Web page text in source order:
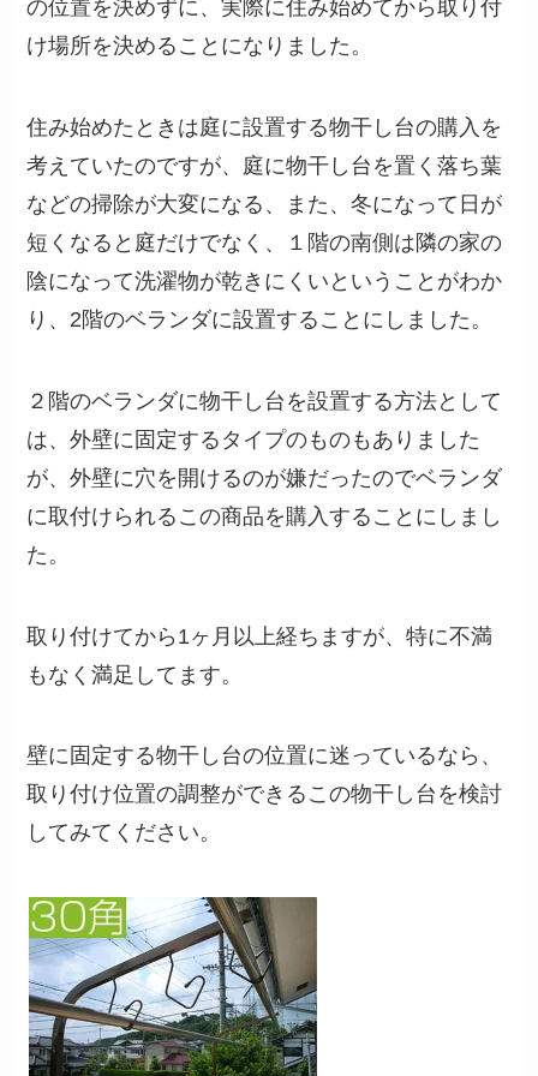
の位置を決めずに、実際に住み始めてから取り付
け場所を決めることになりました。
住み始めたときは庭に設置する物干し台の購入を
考えていたのですが、庭に物干し台を置く落ち葉
などの掃除が大変になる、また、冬になって日が
短くなると庭だけでなく、１階の南側は隣の家の
陰になって洗濯物が乾きにくいということがわか
り、2階のベランダに設置することにしました。
２階のベランダに物干し台を設置する方法として
は、外壁に固定するタイプのものもありました
が、外壁に穴を開けるのが嫌だったのでベランダ
に取付けられるこの商品を購入することにしまし
た。
取り付けてから1ヶ月以上経ちますが、特に不満
もなく満足してます。
壁に固定する物干し台の位置に迷っているなら、
取り付け位置の調整ができるこの物干し台を検討
してみてください。